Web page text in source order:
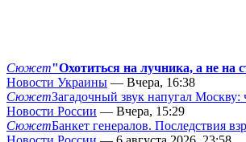
Сюжет"Охотиться на лучника, а не на
Новости Украины — Вчера, 16:38
СюжетЗагадочный звук напугал Москву:
Новости России — Вчера, 15:29
СюжетБанкет генералов. Последствия